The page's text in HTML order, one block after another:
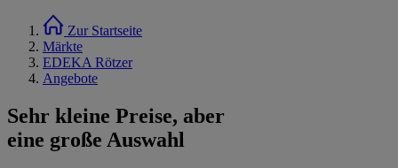
Zur Startseite
Märkte
EDEKA Rötzer
Angebote
Sehr kleine Preise, aber
eine große Auswahl